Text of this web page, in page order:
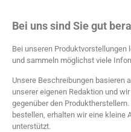
Bei uns sind Sie gut
Bei unseren
und sammeln möglichst viele
Unsere Beschreibungen basieren
unserer eigenen Redaktion und
gegenüber den
bestellen, erhalten wir eine kleine
unterstützt.